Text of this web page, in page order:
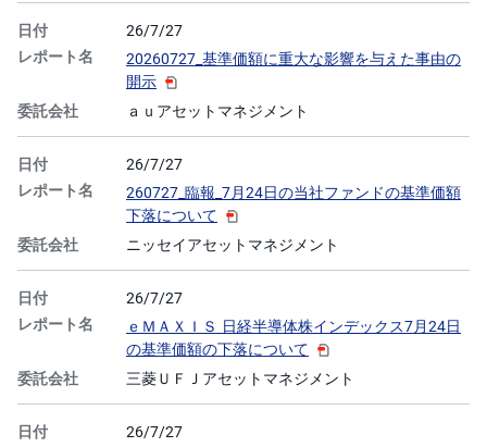
26/7/27
20260727_基準価額に重大な影響を与えた事由の
開示
ａｕアセットマネジメント
26/7/27
260727_臨報_7月24日の当社ファンドの基準価額
下落について
ニッセイアセットマネジメント
26/7/27
ｅＭＡＸＩＳ 日経半導体株インデックス7月24日
の基準価額の下落について
三菱ＵＦＪアセットマネジメント
26/7/27